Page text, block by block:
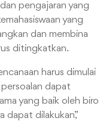
pengajaran yang
yang
dan membina
ditingkatkan.
harus dimulai
persoalan dapat
yang baik oleh biro
dapat dilakukan,”